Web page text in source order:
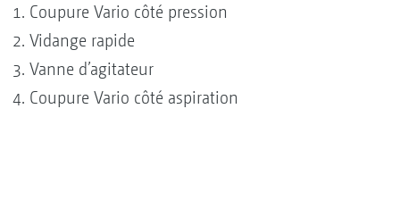
Coupure Vario côté pression
Vidange rapide
Vanne d’agitateur
Coupure Vario côté aspiration